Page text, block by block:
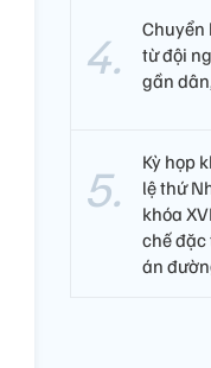
Chuyển
từ đội
gần
Kỳ họp
lệ thứ
khóa
chế
án